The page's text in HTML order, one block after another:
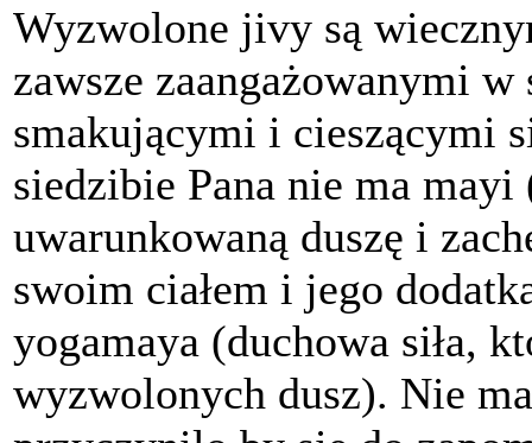
Wyzwolone jivy są
zawsze zaangażowanymi w
smakującymi i cieszącymi
siedzibie Pana nie ma mayi
uwarunkowaną duszę i
swoim ciałem i jego
yogamaya (duchowa siła,
wyzwolonych dusz). Nie